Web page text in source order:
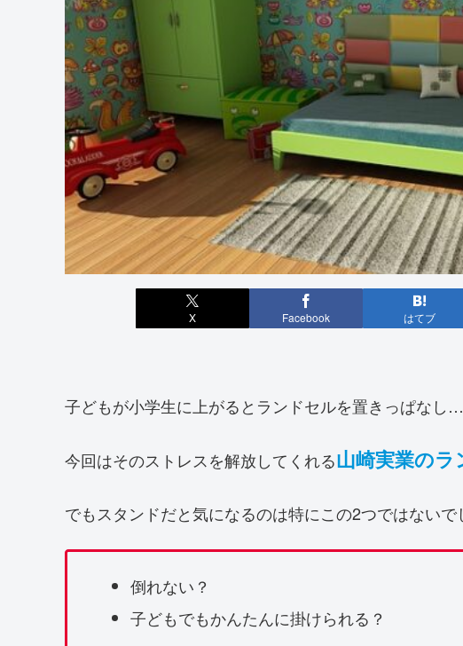
X Facebook はてブ
子どもが小学生に上がるとランドセルを置きっぱなし
今回はそのストレスを解放してくれる山崎実業の
でもスタンドだと気になるのは特にこの2つではないで
倒れない？
子どもでもかんたんに掛けられる？